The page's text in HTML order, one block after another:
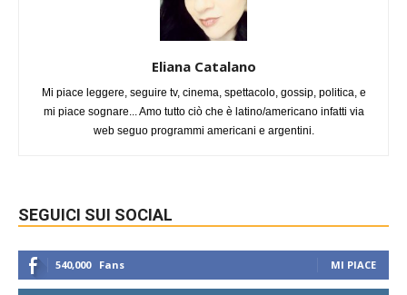
Eliana Catalano
Mi piace leggere, seguire tv, cinema, spettacolo, gossip, politica, e
mi piace sognare... Amo tutto ciò che è latino/americano infatti via
web seguo programmi americani e argentini.
SEGUICI SUI SOCIAL
540,000 Fans MI PIACE